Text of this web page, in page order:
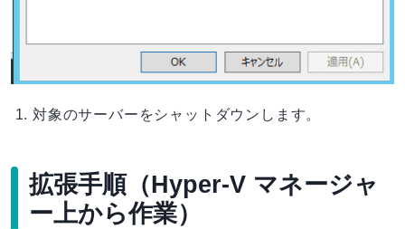
対象のサーバーをシャットダウンします。
拡張手順（Hyper-V マネージャ
ー上から作業）